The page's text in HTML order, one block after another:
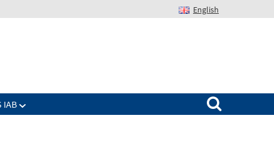
English
IAB
Suchen nach: